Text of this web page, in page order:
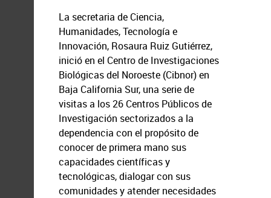
La secretaria de Ciencia,
Humanidades, Tecnología e
Innovación, Rosaura Ruiz Gutiérrez,
inició en el Centro de Investigaciones
Biológicas del Noroeste (Cibnor) en
Baja California Sur, una serie de
visitas a los 26 Centros Públicos de
Investigación sectorizados a la
dependencia con el propósito de
conocer de primera mano sus
capacidades científicas y
tecnológicas, dialogar con sus
comunidades y atender necesidades